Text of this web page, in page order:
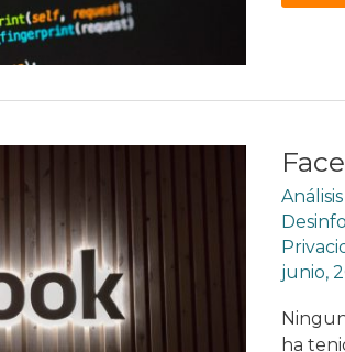
junio,
ha